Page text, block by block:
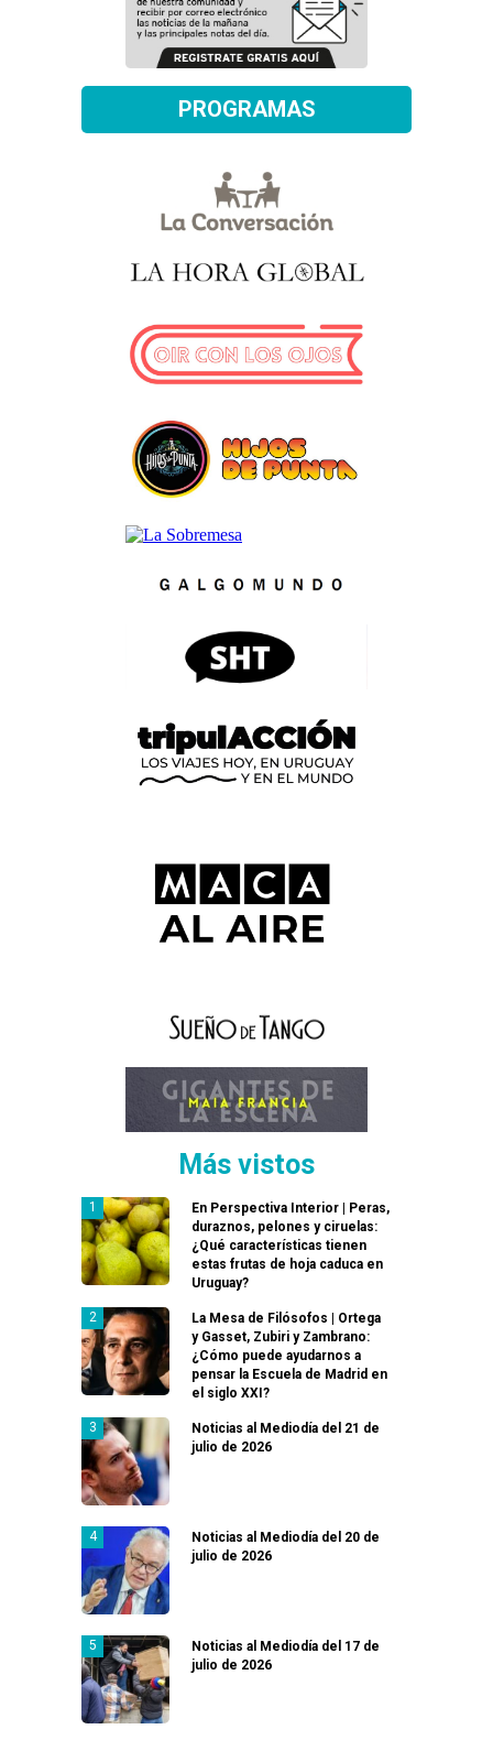
PROGRAMAS
Más vistos
En Perspectiva Interior | Peras,
duraznos, pelones y ciruelas:
¿Qué características tienen
estas frutas de hoja caduca en
Uruguay?
La Mesa de Filósofos | Ortega
y Gasset, Zubiri y Zambrano:
¿Cómo puede ayudarnos a
pensar la Escuela de Madrid en
el siglo XXI?
Noticias al Mediodía del 21 de
julio de 2026
Noticias al Mediodía del 20 de
julio de 2026
Noticias al Mediodía del 17 de
julio de 2026